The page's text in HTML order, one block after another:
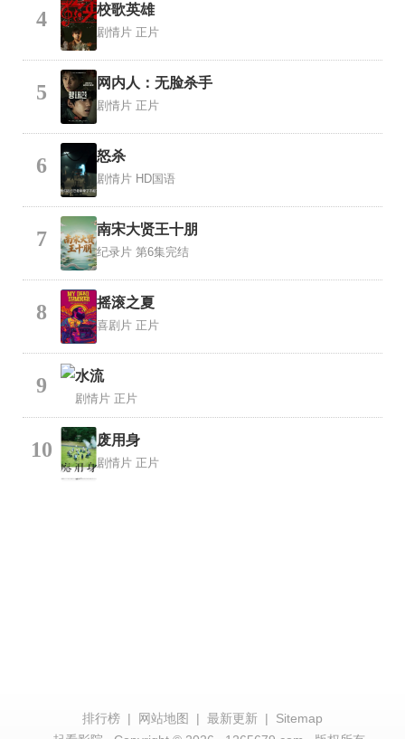
4 校歌英雄
剧情片 正片
5 网内人：无脸杀手
剧情片 正片
6 怒杀
剧情片 HD国语
7 南宋大贤王十朋
纪录片 第6集完结
8 摇滚之夏
喜剧片 正片
9 水流
剧情片 正片
10 废用身
剧情片 正片
排行榜 | 网站地图 | 最新更新 |
Sitemap